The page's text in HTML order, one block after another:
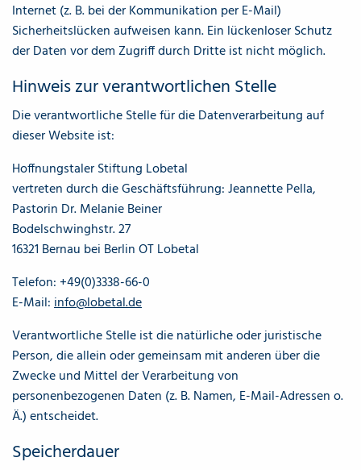
Internet (z. B. bei der Kommunikation per E-Mail)
Sicherheitslücken aufweisen kann. Ein lückenloser Schutz
der Daten vor dem Zugriff durch Dritte ist nicht möglich.
Hinweis zur verantwortlichen Stelle
Die verantwortliche Stelle für die Datenverarbeitung auf
dieser Website ist:
Hoffnungstaler Stiftung Lobetal
vertreten durch die Geschäftsführung: Jeannette Pella,
Pastorin Dr. Melanie Beiner
Bodelschwinghstr. 27
16321 Bernau bei Berlin OT Lobetal
Telefon: +49(0)3338-66-0
E-Mail:info@lobetal.de
Verantwortliche Stelle ist die natürliche oder juristische
Person, die allein oder gemeinsam mit anderen über die
Zwecke und Mittel der Verarbeitung von
personenbezogenen Daten (z. B. Namen, E-Mail-Adressen o.
Ä.) entscheidet.
Speicherdauer